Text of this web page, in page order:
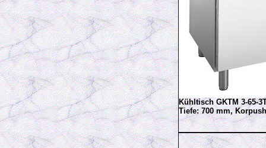
Kühltisch GKTM 3-65-
Tiefe: 700 mm,